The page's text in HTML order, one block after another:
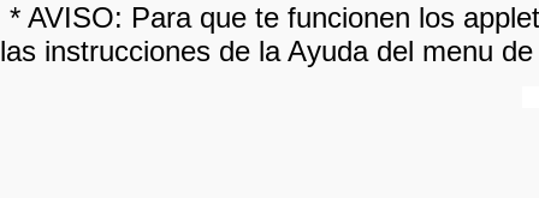
* AVISO: Para que te funcionen los
las instrucciones de la Ayuda del menu